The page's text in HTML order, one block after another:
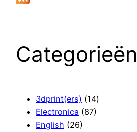
Categorieën
3dprint(ers) (14)
Electronica (87)
English (26)